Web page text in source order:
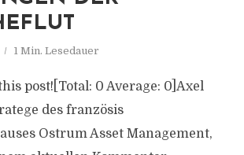
1 Min. Lesedauer
post![Total: 0 Average: 0]Axel
des französis
Ostrum Asset Management,